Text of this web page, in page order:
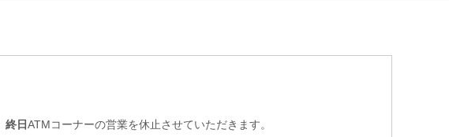
終日ATMコーナーの営業を休止させていただきます。